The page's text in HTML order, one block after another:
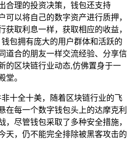
合理的投资决策，钱包还支持
可以将自己的数字资产进行质押，
获取利息一样，获取相应的收益，
钱包拥有庞大的用户群体和活跃的
道合的朋友一样交流经验、分享信
的区块链行业动态,仿佛置身于一
堂。
非十全十美，随着区块链行业的飞
在每一个数字钱包头上的达摩克利
，尽管钱包采取了多种安全措施，
天，仍不能完全排除被黑客攻击的